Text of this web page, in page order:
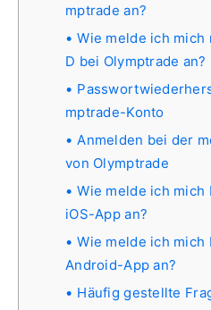
mptrade an?
Wie melde ich
D bei Olymptrade an?
mptrade-Konto
Anmelden bei der
von Olymptrade
Wie melde ich mich
iOS-App an?
Wie melde ich mich
Android-App an?
Häufig gestellte